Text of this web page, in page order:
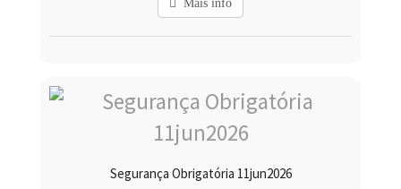
Mais info
Segurança Obrigatória 11jun2026